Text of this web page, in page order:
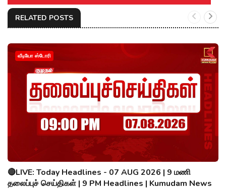
RELATED POSTS
வீடியோ ஸ்டோரி
🔴LIVE: Today Headlines - 07 AUG 2026 | 9 மணி
தலைப்புச் செய்திகள் | 9 PM Headlines | Kumudam News